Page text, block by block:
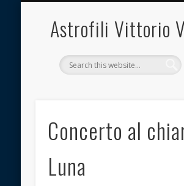
Astrofili Vittorio
Concerto al
Luna